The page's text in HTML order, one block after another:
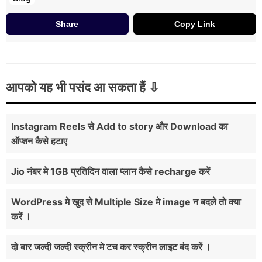
Share Copy Link
आपको यह भी पसंद आ सकता हैं
Instagram Reels से Add to story और Download का
ऑप्शन कैसे हटाए
Jio नंबर मे 1GB प्रतिदिन वाला प्लान कैसे recharge करें
WordPress मे खुद से Multiple Size मे image न बदले तो क्या
करें ।
दो बार जल्दी जल्दी स्क्रीन मे टच कर स्क्रीन लाइट बंद करें ।